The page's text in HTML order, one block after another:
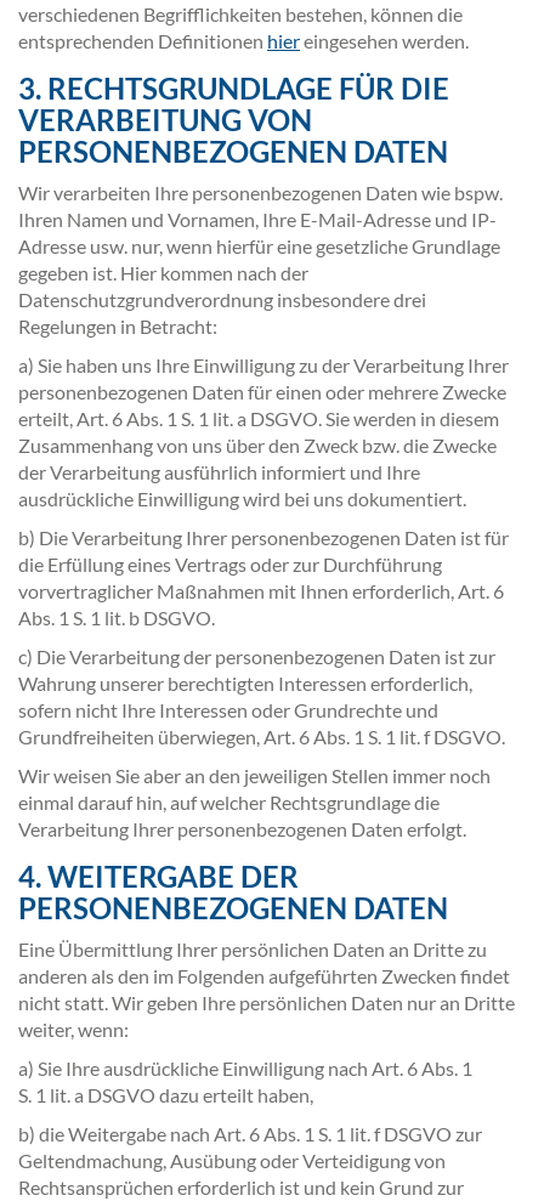
verschiedenen Begrifflichkeiten bestehen, können die
entsprechenden Definitionen hiereingesehen werden.
3. RECHTSGRUNDLAGE FÜR DIE
VERARBEITUNG VON
PERSONENBEZOGENEN DATEN
Wir verarbeiten Ihre personenbezogenen Daten wie bspw.
Ihren Namen und Vornamen, Ihre E-Mail-Adresse und IP-
Adresse usw. nur, wenn hierfür eine gesetzliche Grundlage
gegeben ist. Hier kommen nach der
Datenschutzgrundverordnung insbesondere drei
Regelungen in Betracht:
a) Sie haben uns Ihre Einwilligung zu der Verarbeitung Ihrer
personenbezogenen Daten für einen oder mehrere Zwecke
erteilt, Art. 6 Abs. 1 S. 1 lit. a DSGVO. Sie werden in diesem
Zusammenhang von uns über den Zweck bzw. die Zwecke
der Verarbeitung ausführlich informiert und Ihre
ausdrückliche Einwilligung wird bei uns dokumentiert.
b) Die Verarbeitung Ihrer personenbezogenen Daten ist für
die Erfüllung eines Vertrags oder zur Durchführung
vorvertraglicher Maßnahmen mit Ihnen erforderlich, Art. 6
Abs. 1 S. 1 lit. b DSGVO.
c) Die Verarbeitung der personenbezogenen Daten ist zur
Wahrung unserer berechtigten Interessen erforderlich,
sofern nicht Ihre Interessen oder Grundrechte und
Grundfreiheiten überwiegen, Art. 6 Abs. 1 S. 1 lit. f DSGVO.
Wir weisen Sie aber an den jeweiligen Stellen immer noch
einmal darauf hin, auf welcher Rechtsgrundlage die
Verarbeitung Ihrer personenbezogenen Daten erfolgt.
4. WEITERGABE DER
PERSONENBEZOGENEN DATEN
Eine Übermittlung Ihrer persönlichen Daten an Dritte zu
anderen als den im Folgenden aufgeführten Zwecken findet
nicht statt. Wir geben Ihre persönlichen Daten nur an Dritte
weiter, wenn:
a) Sie Ihre ausdrückliche Einwilligung nach Art. 6 Abs. 1
S. 1 lit. a DSGVO dazu erteilt haben,
b) die Weitergabe nach Art. 6 Abs. 1 S. 1 lit. f DSGVO zur
Geltendmachung, Ausübung oder Verteidigung von
Rechtsansprüchen erforderlich ist und kein Grund zur